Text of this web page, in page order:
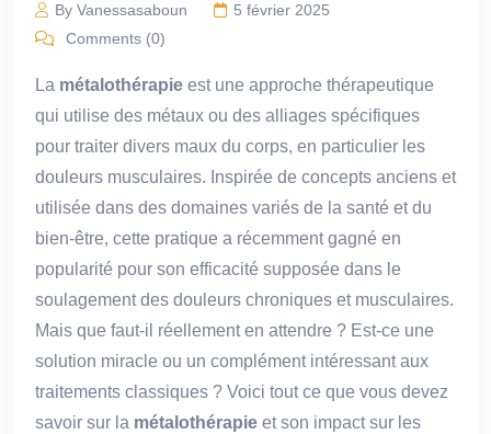
By Vanessasaboun
5 février 2025
Comments (0)
La métalothérapie est une approche thérapeutique
qui utilise des métaux ou des alliages spécifiques
pour traiter divers maux du corps, en particulier les
douleurs musculaires. Inspirée de concepts anciens et
utilisée dans des domaines variés de la santé et du
bien-être, cette pratique a récemment gagné en
popularité pour son efficacité supposée dans le
soulagement des douleurs chroniques et musculaires.
Mais que faut-il réellement en attendre ? Est-ce une
solution miracle ou un complément intéressant aux
traitements classiques ? Voici tout ce que vous devez
savoir sur la métalothérapie et son impact sur les